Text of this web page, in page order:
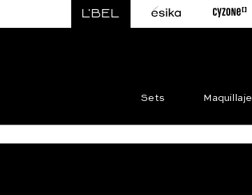
Sets Maquillaje